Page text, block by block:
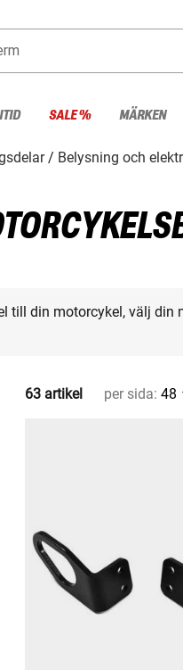
SALE % MÄRKEN
Belysning och
till din motorcykel, välj din
63 artikel per sida: